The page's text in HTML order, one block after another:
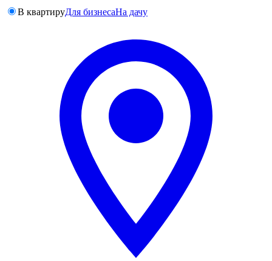
В квартируДля бизнесаНа дачу